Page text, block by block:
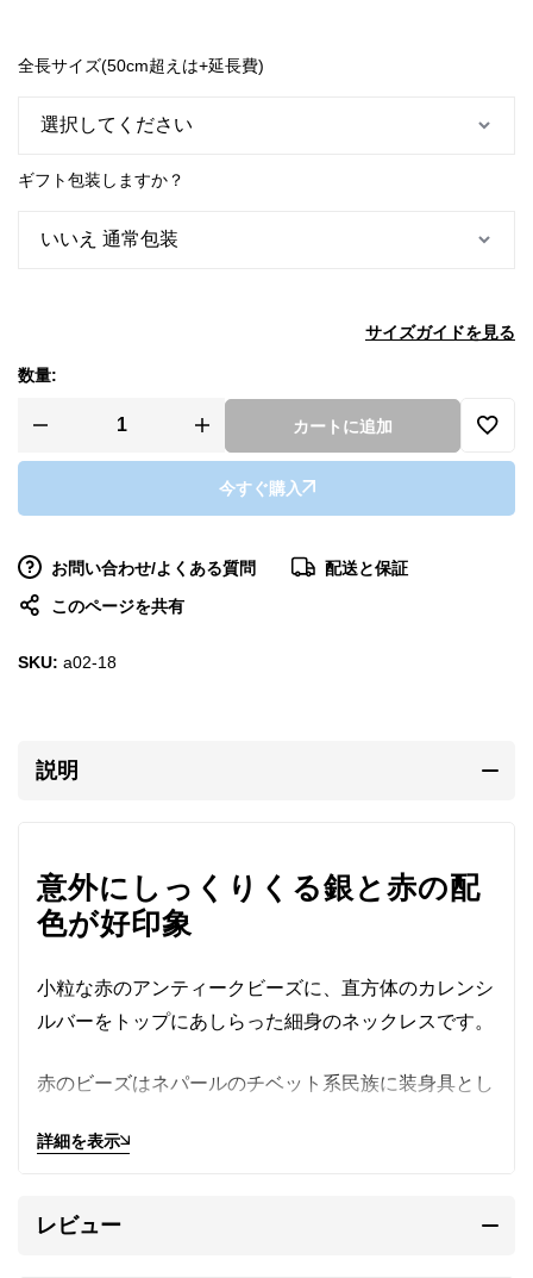
全長サイズ(50cm超えは+延長費)
ギフト包装しますか？
サイズガイドを見る
数量:
カートに追加
今すぐ購入
お問い合わせ/よくある質問
配送と保証
このページを共有
SKU: a02-18
説明
意外にしっくりくる銀と赤の配
色が好印象
小粒な赤のアンティークビーズに、直方体のカレンシ
ルバーをトップにあしらった細身のネックレスです。
赤のビーズはネパールのチベット系民族に装身具とし
またはチェコから交易品としてもたらされました。
詳細を表示
レビュー